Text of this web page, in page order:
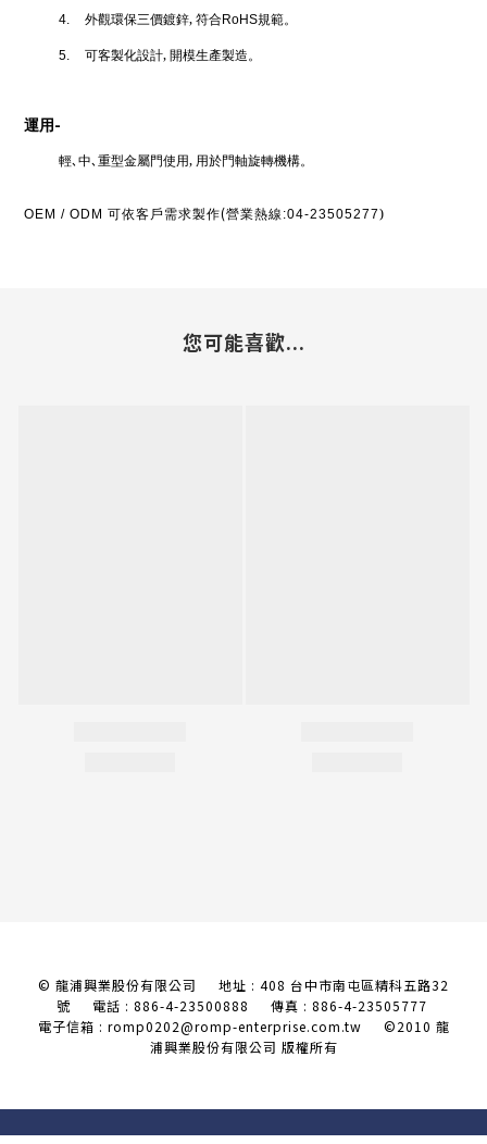
4. 外觀環保三價鍍鋅‚符合RoHS規範。
5. 可客製化設計‚開模生產製造。
運用-
輕､中､重型金屬門使用‚ 用於門軸旋轉機構。
OEM / ODM 可依客戶需求製作(營業熱線 :04-23505277)
您可能喜歡...
© 龍浦興業股份有限公司 地址 : 408 台中市南屯區精科五路32
號 電話 : 886-4-23500888 傳真 : 886-4-23505777
電子信箱 : romp0202@romp-enterprise.com.tw ©2010 龍
浦興業股份有限公司 版權所有